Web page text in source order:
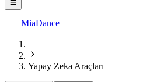
MiaDance
Yapay Zeka Araçları